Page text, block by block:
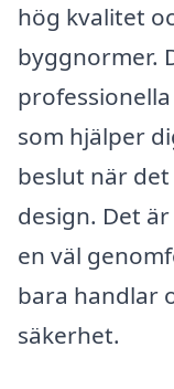
hög kvalitet
byggnormer.
som hjälper
beslut när
design. Det
en väl
bara handlar
säkerhet.